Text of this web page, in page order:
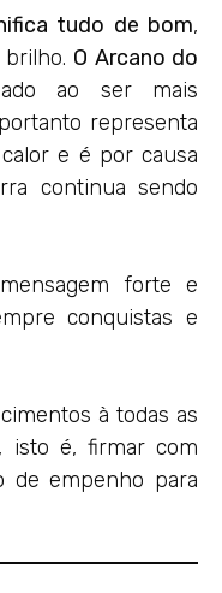
tudo de bom,
O Arcano do
ao ser mais
representa
e é por causa
continua sendo
forte e
conquistas e
à todas as
isto é, firmar com
de empenho para